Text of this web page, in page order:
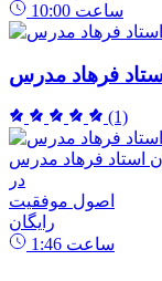
10:00 ساعت
فرهاد مدرس
(1)
استاد فرهاد مدرس
در
اصول موفقیت
رایگان
1:46 ساعت